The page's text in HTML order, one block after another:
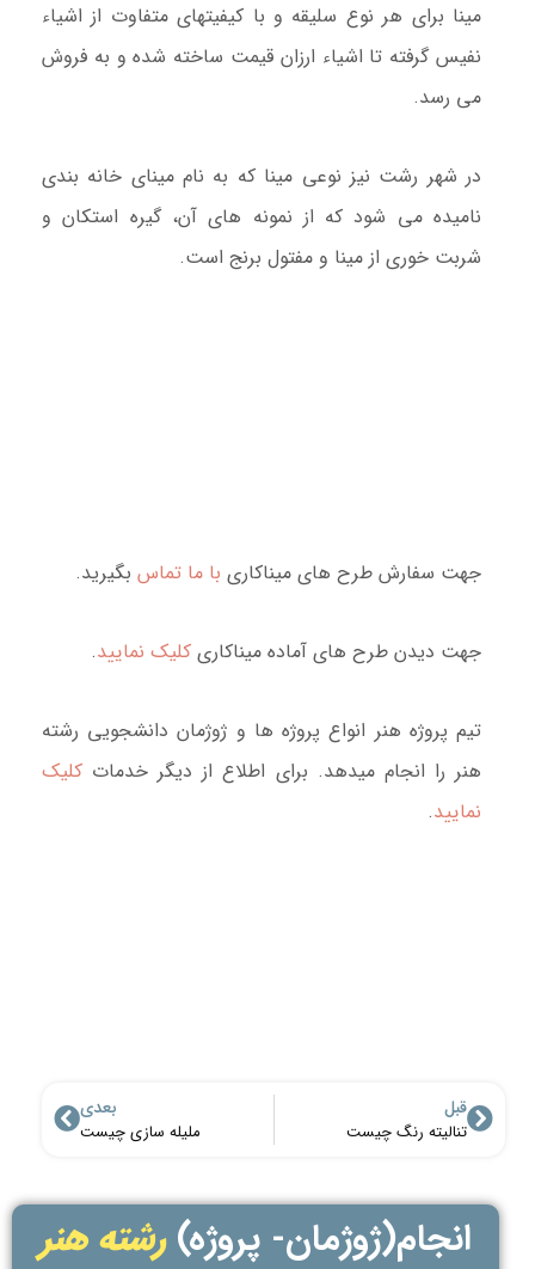
مینا برای هر نوع سلیقه و با کیفیتهای متفاوت از اشياء
نفیس گرفته تا اشیاء ارزان قیمت ساخته شده و به فروش
می رسد.
در شهر رشت نیز نوعی مینا که به نام مینای خانه بندی
نامیده می شود که از نمونه های آن، گیره استکان و
شربت خوری از مینا و مفتول برنج است.
جهت سفارش طرح های میناکاری با ما تماس بگیرید.
جهت دیدن طرح های آماده میناکاری کلیک نمایید.
تیم پروژه هنر انواع پروژه ها و ژوژمان دانشجویی رشته
هنر را انجام میدهد. برای اطلاع از دیگر خدمات کلیک
نمایید.
قبل
تنالیته رنگ چیست
بعدی
ملیله سازی چیست
انجام(ژوژمان- پروژه) رشته هنر